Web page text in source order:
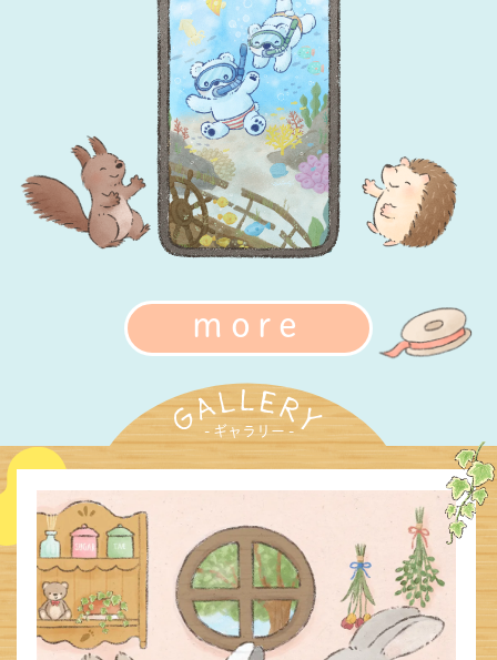
more
- ギャラリー -